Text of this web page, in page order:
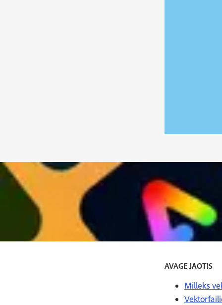
AVAGE JAOTIS
Milleks